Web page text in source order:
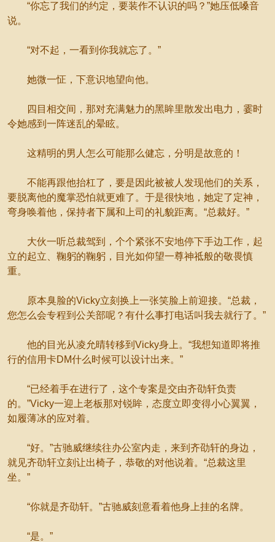
“你忘了我们的约定，要装作不认识的吗？”她压低嗓音
说。
“对不起，一看到你我就忘了。”
她微一怔，下意识地望向他。
四目相交间，那对充满魅力的黑眸里散发出电力，霎时
令她感到一阵迷乱的晕眩。
这精明的男人怎么可能那么健忘，分明是故意的！
不能再跟他抬杠了，要是因此被被人发现他们的关系，
要脱离他的魔掌恐怕就更难了。于是很快地，她定了定神，
弯身唤着他，保持者下属和上司的礼貌距离。“总裁好。”
大伙一听总裁驾到，个个紧张不安地停下手边工作，起
立的起立、鞠躬的鞠躬，目光如仰望一尊神祗般的敬畏慎
重。
原本臭脸的Vicky立刻换上一张笑脸上前迎接。“总裁，
您怎么会专程到公关部呢？有什么事打电话叫我去就行了。”
他的目光从凌允晴转移到Vicky身上。“我想知道即将推
行的信用卡DM什么时候可以设计出来。”
“已经着手在进行了，这个专案是交由齐劭轩负责
的。”Vicky一迎上老板那对锐眸，态度立即变得小心翼翼，
如履薄冰的应对着。
“好。”古驰威继续往办公室内走，来到齐劭轩的身边，
就见齐劭轩立刻让出椅子，恭敬的对他说着。“总裁这里
坐。”
“你就是齐劭轩。”古驰威刻意看着他身上挂的名牌。
“是。”